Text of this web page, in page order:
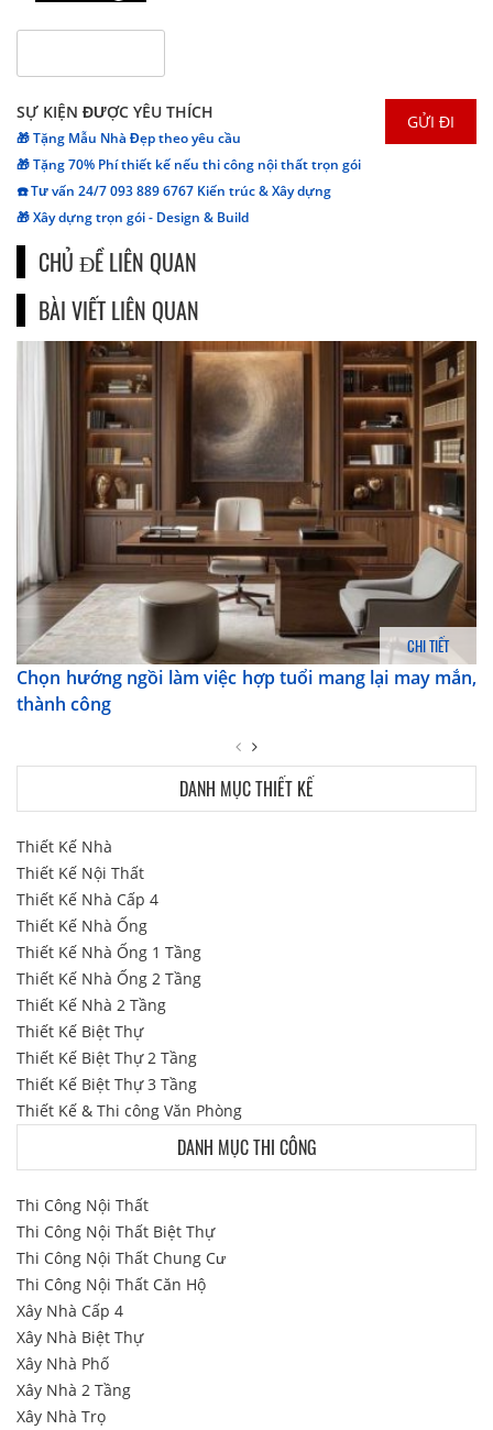
SỰ KIỆN ĐƯỢC YÊU THÍCH
🎁 Tặng Mẫu Nhà Đẹp theo yêu cầu
🎁 Tặng 70% Phí thiết kế nếu thi công nội thất trọn gói
☎️ Tư vấn 24/7 093 889 6767 Kiến trúc & Xây dựng
🎁 Xây dựng trọn gói - Design & Build
CHỦ ĐỀ LIÊN QUAN
BÀI VIẾT LIÊN QUAN
CHI TIẾT
Chọn hướng ngồi làm việc hợp tuổi mang lại may mắn,
thành công
DANH MỤC THIẾT KẾ
Thiết Kế Nhà
Thiết Kế Nội Thất
Thiết Kế Nhà Cấp 4
Thiết Kế Nhà Ống
Thiết Kế Nhà Ống 1 Tầng
Thiết Kế Nhà Ống 2 Tầng
Thiết Kế Nhà 2 Tầng
Thiết Kế Biệt Thự
Thiết Kế Biệt Thự 2 Tầng
Thiết Kế Biệt Thự 3 Tầng
Thiết Kế & Thi công Văn Phòng
DANH MỤC THI CÔNG
Thi Công Nội Thất
Thi Công Nội Thất Biệt Thự
Thi Công Nội Thất Chung Cư
Thi Công Nội Thất Căn Hộ
Xây Nhà Cấp 4
Xây Nhà Biệt Thự
Xây Nhà Phố
Xây Nhà 2 Tầng
Xây Nhà Trọ